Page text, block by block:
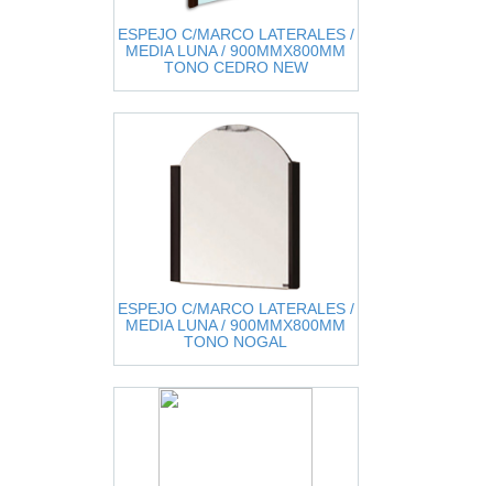
ESPEJO C/MARCO LATERALES /
MEDIA LUNA / 900MMX800MM
TONO CEDRO NEW
ESPEJO C/MARCO LATERALES /
MEDIA LUNA / 900MMX800MM
TONO NOGAL